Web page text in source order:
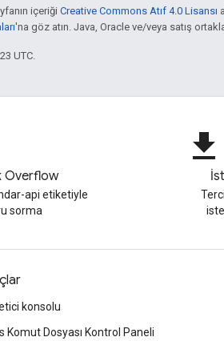
içeriği Creative Commons Atıf 4.0 Lisansı
'na göz atın. Java, Oracle ve/veya satış
UTC.
Overflow
api etiketiyle
sorma
file_download
konsolu
Komut Dosyası Kontrol Paneli